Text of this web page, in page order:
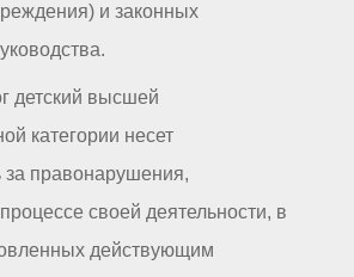
и законных
детский высшей
категории несет
за правонарушения,
своей деятельности, в
действующим